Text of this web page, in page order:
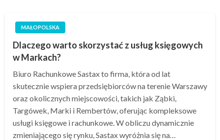
MAŁOPOLSKA
Dlaczego warto skorzystać z usług księgowych
w Markach?
Biuro Rachunkowe Sastax to firma, która od lat
skutecznie wspiera przedsiębiorców na terenie Warszawy
oraz okolicznych miejscowości, takich jak Ząbki,
Targówek, Marki i Rembertów, oferując kompleksowe
usługi księgowe i rachunkowe. W obliczu dynamicznie
zmieniającego się rynku, Sastax wyróżnia się na…